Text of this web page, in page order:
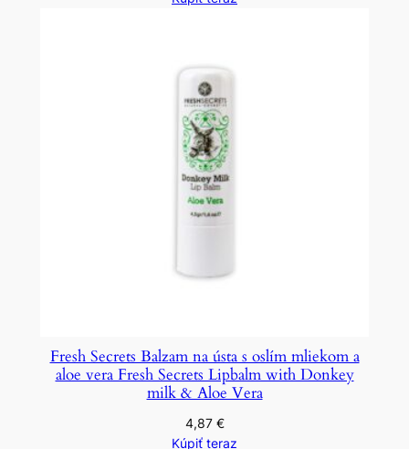
Fresh Secrets Balzam na ústa s oslím mliekom a
aloe vera Fresh Secrets Lipbalm with Donkey
milk & Aloe Vera
4,87 €
Kúpiť teraz